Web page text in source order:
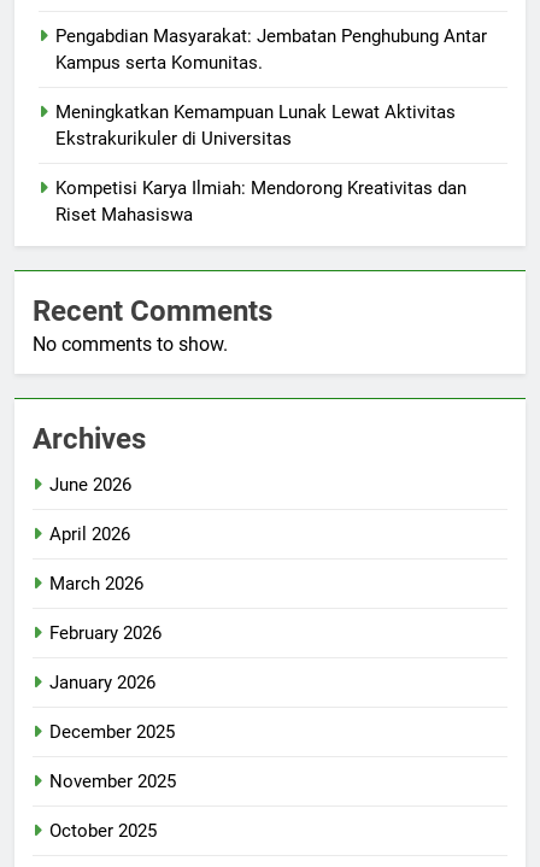
Pengabdian Masyarakat: Jembatan Penghubung Antar
Kampus serta Komunitas.
Meningkatkan Kemampuan Lunak Lewat Aktivitas
Ekstrakurikuler di Universitas
Kompetisi Karya Ilmiah: Mendorong Kreativitas dan
Riset Mahasiswa
Recent Comments
No comments to show.
Archives
June 2026
April 2026
March 2026
February 2026
January 2026
December 2025
November 2025
October 2025